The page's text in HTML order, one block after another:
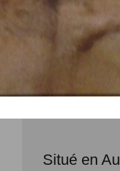
Situé en